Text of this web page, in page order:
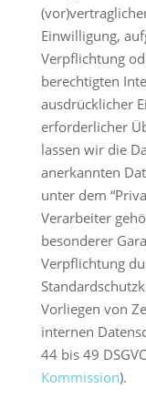
Einwilligung,
Verpflichtung
berechtigten
ausdrücklicher
erforderlicher
lassen wir die
anerkannten
unter dem
Verarbeiter
besonderer
Verpflichtung
Vorliegen von
internen
44 bis 49
Kommission).